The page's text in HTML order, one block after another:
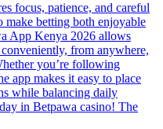
focus, patience, and careful
betting both enjoyable
App Kenya 2026 allows
from anywhere,
you’re following
app makes it easy to place
while balancing daily
in Betpawa casino! The